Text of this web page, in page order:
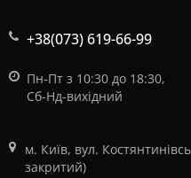
+38(073) 619-66-99
Пн-Пт з 10:30 до 18:30,
Сб-Нд-вихідний
м. Київ, вул.
закритий)